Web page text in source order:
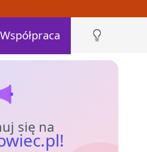
się na